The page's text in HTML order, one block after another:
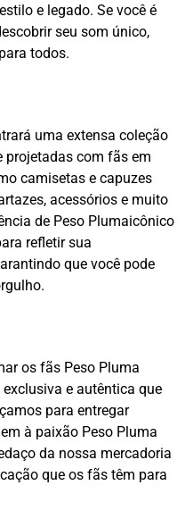
e legado. Se você é
seu som único,
todos.
uma extensa coleção
projetadas com fãs em
camisetas e capuzes
acessórios e muito
de Peso Plumaicônico
refletir sua
que você pode
os fãs Peso Pluma
e autêntica que
para entregar
à paixão Peso Pluma
da nossa mercadoria
que os fãs têm para